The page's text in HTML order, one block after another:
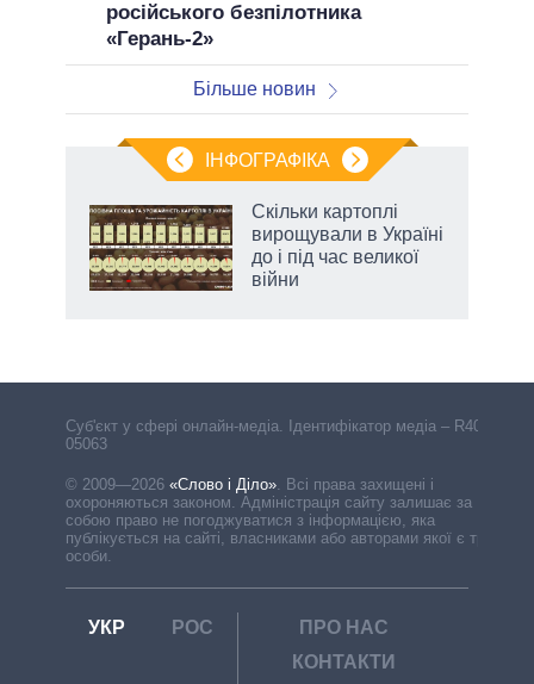
російського безпілотника
«Герань-2»
Більше новин
ІНФОГРАФІКА
Скільки картоплі
вирощували в Україні
до і під час великої
війни
Cуб'єкт у сфері онлайн-медіа. Ідентифікатор медіа – R40-
05063
© 2009—2026 «Слово і Діло». Всі права захищені і
охороняються законом. Адміністрація сайту залишає за
собою право не погоджуватися з інформацією, яка
публікується на сайті, власниками або авторами якої є треті
особи.
УКР РОС
ПРО НАС
КОНТАКТИ